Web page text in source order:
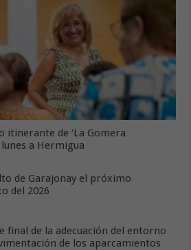
itinerante de ‘La Gomera
a Hermigua
de Garajonay el próximo
del 2026
final de la adecuación del entorno
de los aparcamientos